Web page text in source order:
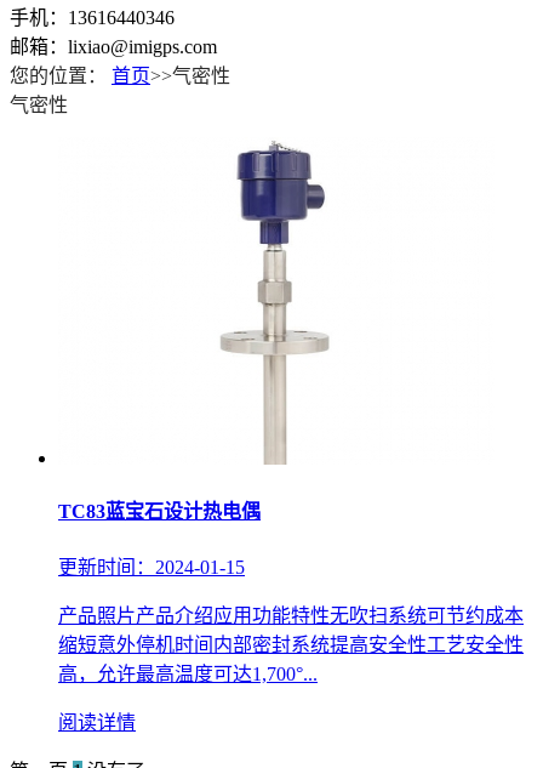
手机：13616440346
邮箱：lixiao@imigps.com
您的位置：
首页>>气密性
气密性
TC83蓝宝石设计热电偶
更新时间：2024-01-15
产品照片产品介绍应用功能特性无吹扫系统可节约成本
缩短意外停机时间内部密封系统提高安全性工艺安全性
高，允许最高温度可达1,700°...
阅读详情